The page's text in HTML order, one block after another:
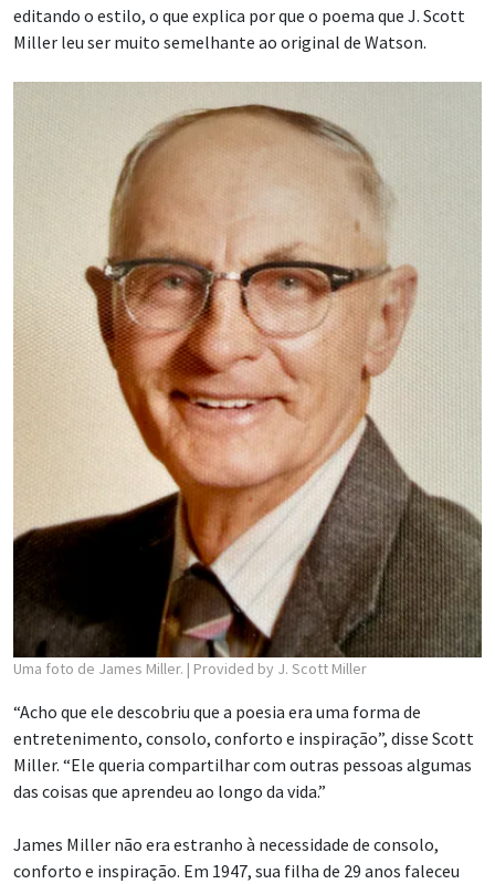
editando o estilo, o que explica por que o poema que J. Scott
Miller leu ser muito semelhante ao original de Watson.
Uma foto de James Miller. | Provided by J. Scott Miller
“Acho que ele descobriu que a poesia era uma forma de
entretenimento, consolo, conforto e inspiração”, disse Scott
Miller. “Ele queria compartilhar com outras pessoas algumas
das coisas que aprendeu ao longo da vida.”
James Miller não era estranho à necessidade de consolo,
conforto e inspiração. Em 1947, sua filha de 29 anos faleceu